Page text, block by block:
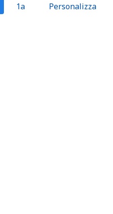
1a Personalizza